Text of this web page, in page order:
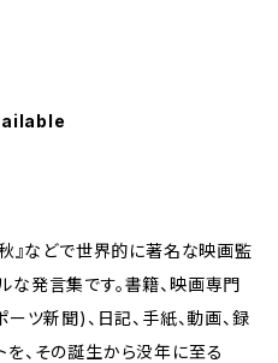
秋』などで世界的に著名な映画監
な発言集です。書籍、映画専門
ツ新聞)、日記、手紙、動画、録
、その誕生から没年に至る